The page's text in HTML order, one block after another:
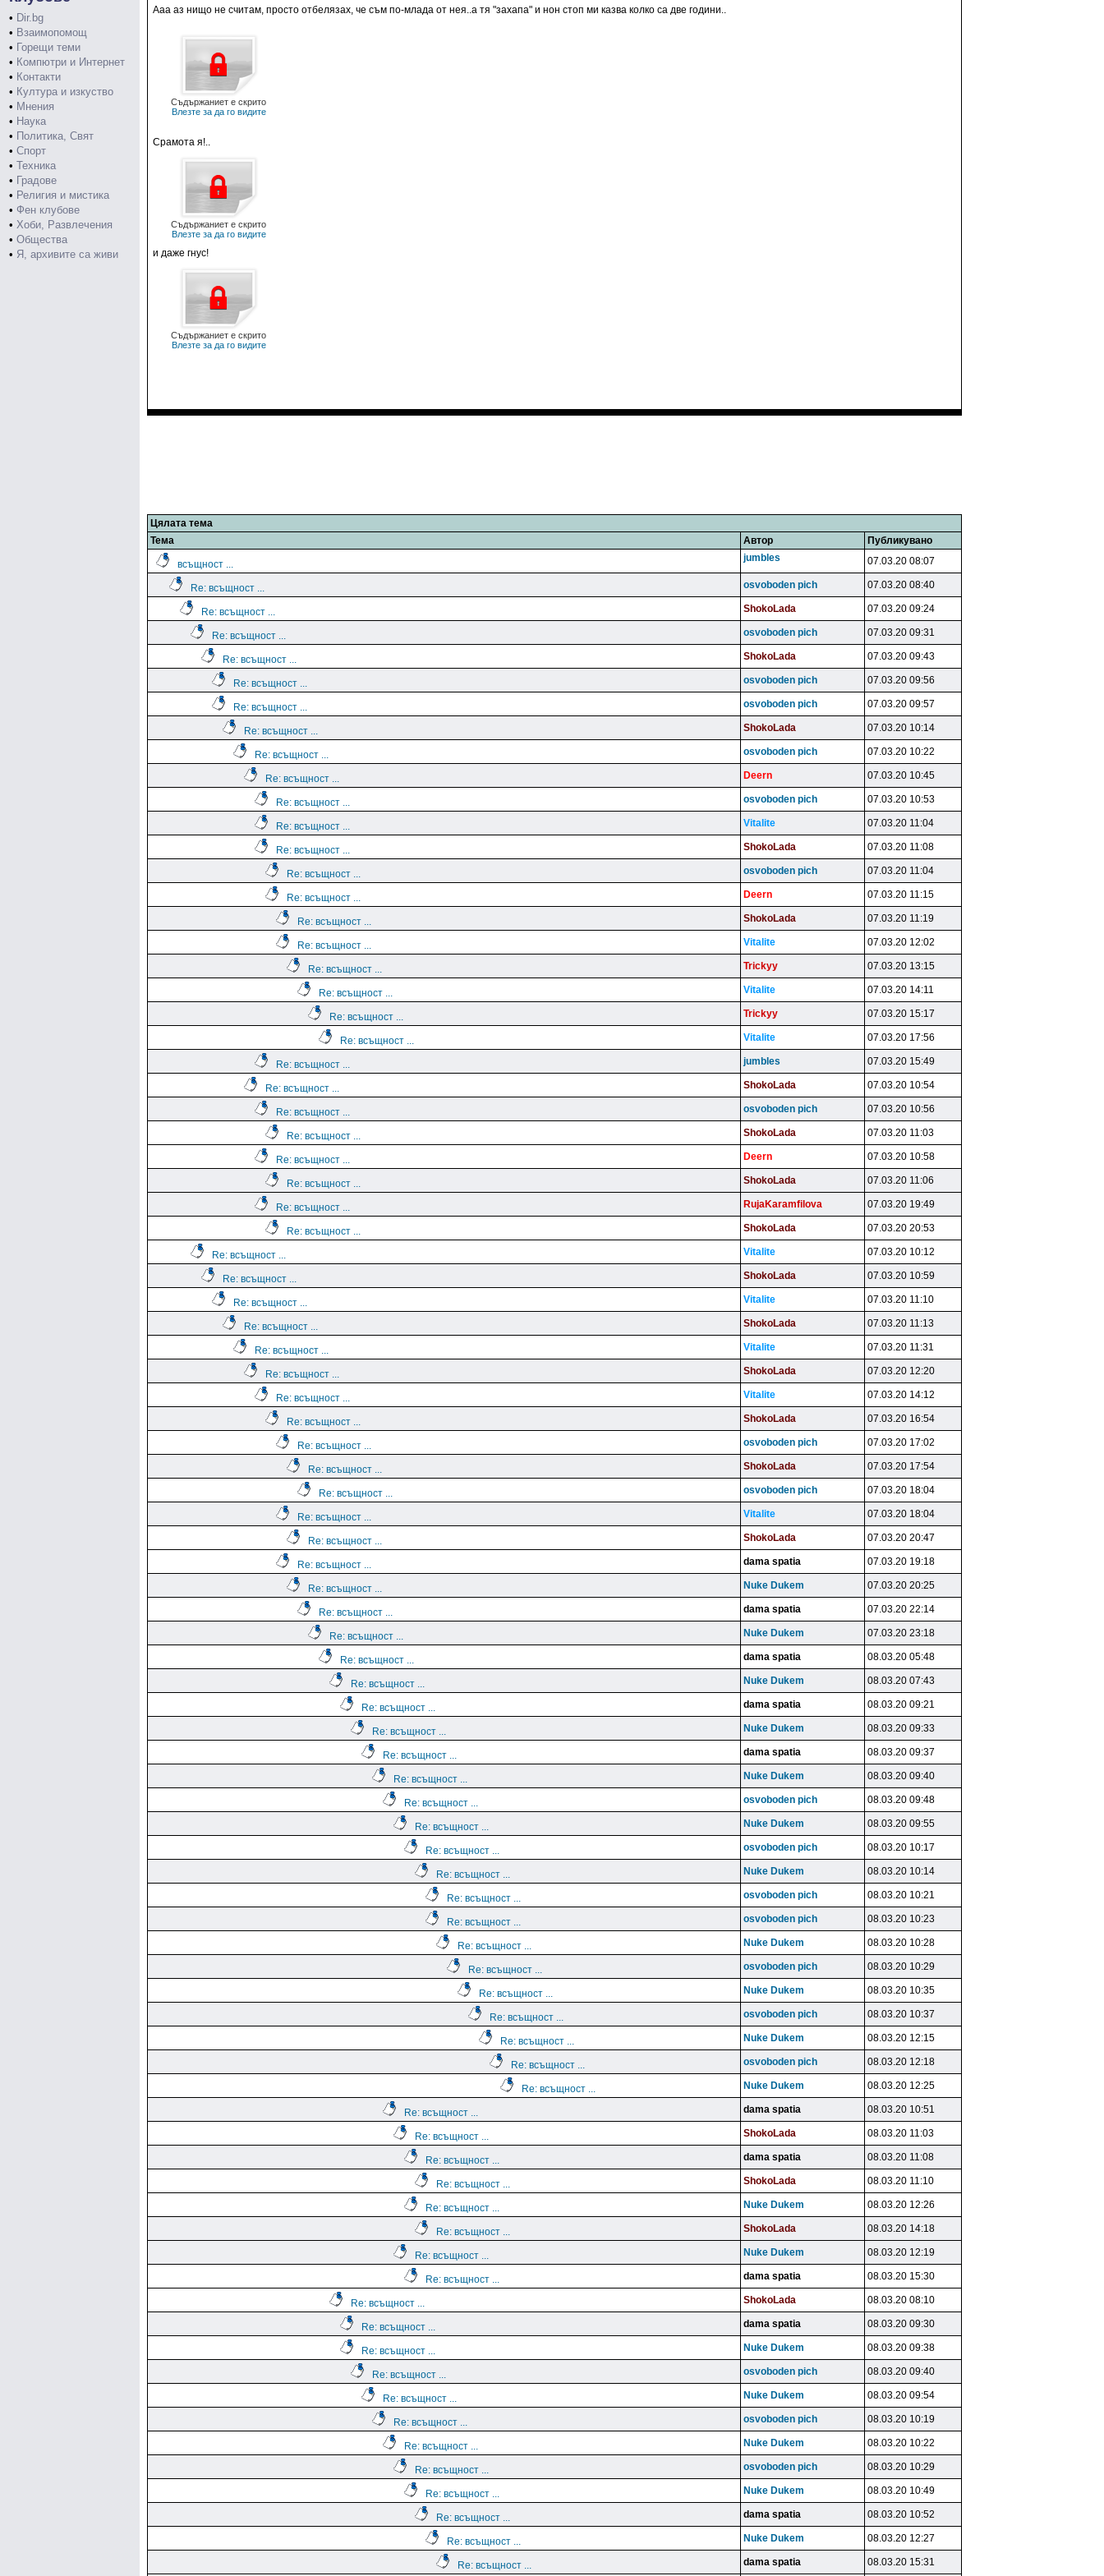
• Dir.bg
• Взаимопомощ
• Горещи теми
• Компютри и Интернет
• Контакти
• Култура и изкуство
• Мнения
• Наука
• Политика, Свят
• Спорт
• Техника
• Градове
• Религия и мистика
• Фен клубове
• Хоби, Развлечения
• Общества
• Я, архивите са живи
Ааа аз нищо не считам, просто отбелязах, че съм по-млада от нея..а тя "захапа" и нон стоп ми казва колко са две години..
Съдържаниет е скрито
Влезте за да го видите
Срамота я!..
Съдържаниет е скрито
Влезте за да го видите
и даже гнус!
Съдържаниет е скрито
Влезте за да го видите
Цялата тема
Тема
Автор Публикувано
всъщност ...
jumbles 07.03.20 08:07
Re: всъщност ... osvoboden pich 07.03.20 08:40
Re: всъщност ... ShokoLada 07.03.20 09:24
Re: всъщност ... osvoboden pich 07.03.20 09:31
Re: всъщност ... ShokoLada 07.03.20 09:43
Re: всъщност ... osvoboden pich 07.03.20 09:56
Re: всъщност ... osvoboden pich 07.03.20 09:57
Re: всъщност ... ShokoLada 07.03.20 10:14
Re: всъщност ... osvoboden pich 07.03.20 10:22
Re: всъщност ... Deern 07.03.20 10:45
Re: всъщност ... osvoboden pich 07.03.20 10:53
Re: всъщност ... Vitalite 07.03.20 11:04
Re: всъщност ... ShokoLada 07.03.20 11:08
Re: всъщност ... osvoboden pich 07.03.20 11:04
Re: всъщност ... Deern 07.03.20 11:15
Re: всъщност ... ShokoLada 07.03.20 11:19
Re: всъщност ... Vitalite 07.03.20 12:02
Re: всъщност ... Trickyy 07.03.20 13:15
Re: всъщност ... Vitalite 07.03.20 14:11
Re: всъщност ... Trickyy 07.03.20 15:17
Re: всъщност ... Vitalite 07.03.20 17:56
Re: всъщност ... jumbles 07.03.20 15:49
Re: всъщност ... ShokoLada 07.03.20 10:54
Re: всъщност ... osvoboden pich 07.03.20 10:56
Re: всъщност ... ShokoLada 07.03.20 11:03
Re: всъщност ... Deern 07.03.20 10:58
Re: всъщност ... ShokoLada 07.03.20 11:06
Re: всъщност ... RujaKaramfilova 07.03.20 19:49
Re: всъщност ... ShokoLada 07.03.20 20:53
Re: всъщност ... Vitalite 07.03.20 10:12
Re: всъщност ... ShokoLada 07.03.20 10:59
Re: всъщност ... Vitalite 07.03.20 11:10
Re: всъщност ... ShokoLada 07.03.20 11:13
Re: всъщност ... Vitalite 07.03.20 11:31
Re: всъщност ... ShokoLada 07.03.20 12:20
Re: всъщност ... Vitalite 07.03.20 14:12
Re: всъщност ... ShokoLada 07.03.20 16:54
Re: всъщност ... osvoboden pich 07.03.20 17:02
Re: всъщност ... ShokoLada 07.03.20 17:54
Re: всъщност ... osvoboden pich 07.03.20 18:04
Re: всъщност ... Vitalite 07.03.20 18:04
Re: всъщност ... ShokoLada 07.03.20 20:47
Re: всъщност ... dama spatia 07.03.20 19:18
Re: всъщност ... Nuke Dukem 07.03.20 20:25
Re: всъщност ... dama spatia 07.03.20 22:14
Re: всъщност ... Nuke Dukem 07.03.20 23:18
Re: всъщност ... dama spatia 08.03.20 05:48
Re: всъщност ... Nuke Dukem 08.03.20 07:43
Re: всъщност ... dama spatia 08.03.20 09:21
Re: всъщност ... Nuke Dukem 08.03.20 09:33
Re: всъщност ... dama spatia 08.03.20 09:37
Re: всъщност ... Nuke Dukem 08.03.20 09:40
Re: всъщност ... osvoboden pich 08.03.20 09:48
Re: всъщност ... Nuke Dukem 08.03.20 09:55
Re: всъщност ... osvoboden pich 08.03.20 10:17
Re: всъщност ... Nuke Dukem 08.03.20 10:14
Re: всъщност ... osvoboden pich 08.03.20 10:21
Re: всъщност ... osvoboden pich 08.03.20 10:23
Re: всъщност ... Nuke Dukem 08.03.20 10:28
Re: всъщност ... osvoboden pich 08.03.20 10:29
Re: всъщност ... Nuke Dukem 08.03.20 10:35
Re: всъщност ... osvoboden pich 08.03.20 10:37
Re: всъщност ... Nuke Dukem 08.03.20 12:15
Re: всъщност ... osvoboden pich 08.03.20 12:18
Re: всъщност ... Nuke Dukem 08.03.20 12:25
Re: всъщност ... dama spatia 08.03.20 10:51
Re: всъщност ... ShokoLada 08.03.20 11:03
Re: всъщност ... dama spatia 08.03.20 11:08
Re: всъщност ... ShokoLada 08.03.20 11:10
Re: всъщност ... Nuke Dukem 08.03.20 12:26
Re: всъщност ... ShokoLada 08.03.20 14:18
Re: всъщност ... Nuke Dukem 08.03.20 12:19
Re: всъщност ... dama spatia 08.03.20 15:30
Re: всъщност ... ShokoLada 08.03.20 08:10
Re: всъщност ... dama spatia 08.03.20 09:30
Re: всъщност ... Nuke Dukem 08.03.20 09:38
Re: всъщност ... osvoboden pich 08.03.20 09:40
Re: всъщност ... Nuke Dukem 08.03.20 09:54
Re: всъщност ... osvoboden pich 08.03.20 10:19
Re: всъщност ... Nuke Dukem 08.03.20 10:22
Re: всъщност ... osvoboden pich 08.03.20 10:29
Re: всъщност ... Nuke Dukem 08.03.20 10:49
Re: всъщност ... dama spatia 08.03.20 10:52
Re: всъщност ... Nuke Dukem 08.03.20 12:27
Re: всъщност ... dama spatia 08.03.20 15:31